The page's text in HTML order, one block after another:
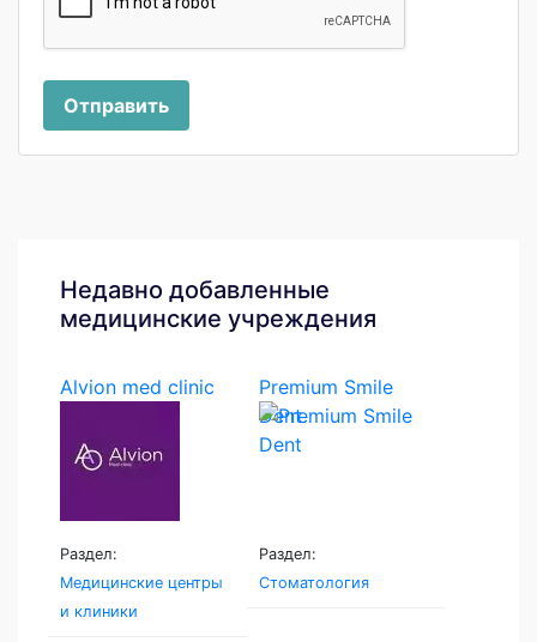
Отправить
Недавно добавленные
медицинские учреждения
Alvion med clinic
Раздел:
Медицинские центры
и клиники
Premium Smile
Dent
Раздел:
Стоматология